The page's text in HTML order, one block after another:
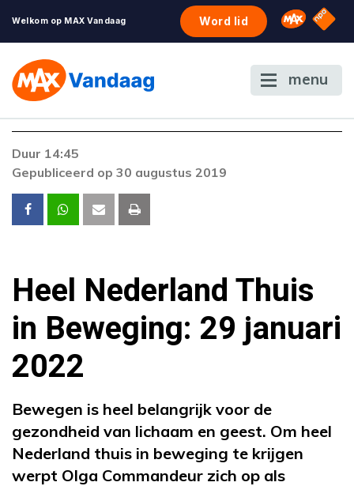
Welkom op MAX Vandaag Word lid Omroep
NPO
menu
Duur 14:45
Gepubliceerd op 30 augustus 2019
Heel Nederland Thuis
in Beweging: 29 januari
2022
Bewegen is heel belangrijk voor de
gezondheid van lichaam en geest. Om heel
Nederland thuis in beweging te krijgen
werpt Olga Commandeur zich op als